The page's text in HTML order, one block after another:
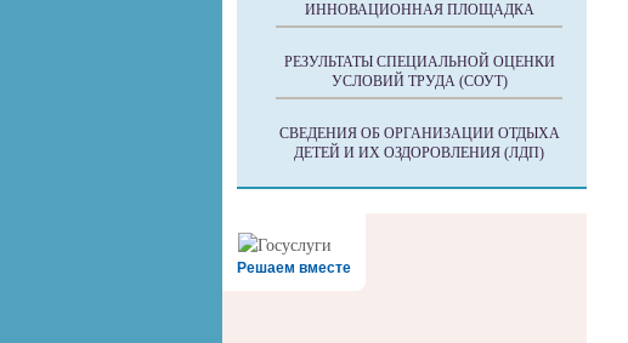
ИННОВАЦИОННАЯ ПЛОЩАДКА
РЕЗУЛЬТАТЫ СПЕЦИАЛЬНОЙ ОЦЕНКИ
УСЛОВИЙ ТРУДА (СОУТ)
СВЕДЕНИЯ ОБ ОРГАНИЗАЦИИ ОТДЫХА
ДЕТЕЙ И ИХ ОЗДОРОВЛЕНИЯ (ЛДП)
Решаем вместе